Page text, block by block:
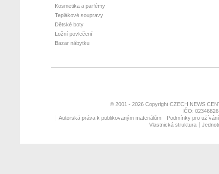
Kosmetika a parfémy
Teplákové soupravy
Dětské boty
Ložní povlečení
Bazar nábytku
© 2001 - 2026 Copyright CZECH NEWS
IČO:
Autorská práva k publikovaným materiálům
Podmínky pro
Vlastnická struktura